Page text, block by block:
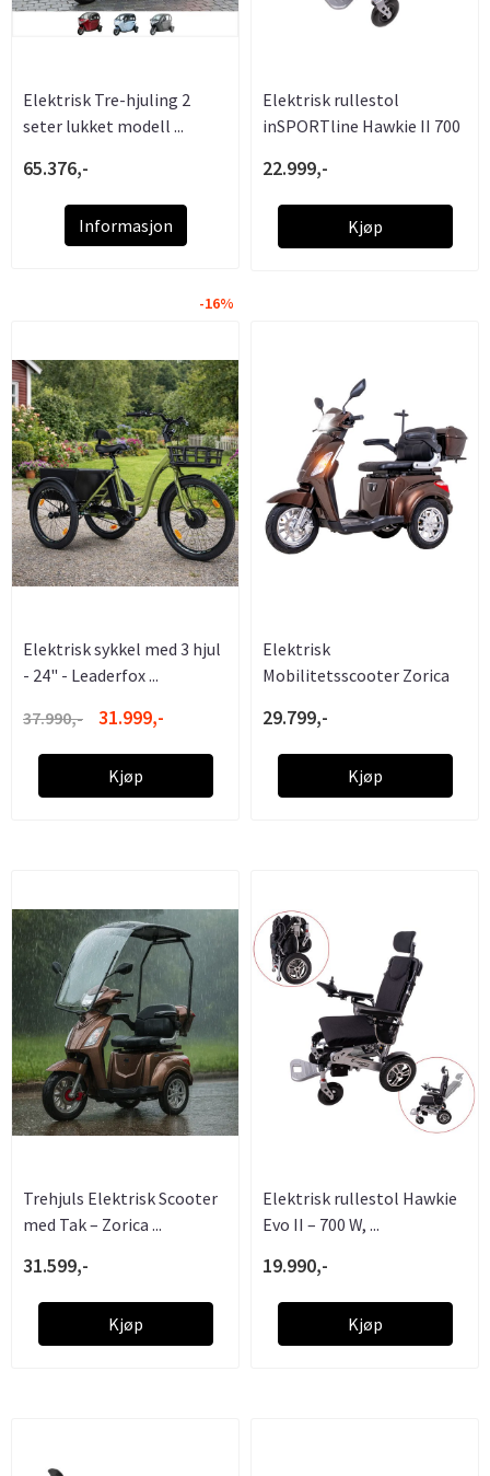
Elektrisk Tre-hjuling 2
seter lukket modell ...
65.376,-
Informasjon
Elektrisk rullestol
inSPORTline Hawkie II 700
22.999,-
Kjøp
-16%
Elektrisk sykkel med 3 hjul
- 24" - Leaderfox ...
37.990,-
31.999,-
Kjøp
Elektrisk
Mobilitetsscooter Zorica
29.799,-
Kjøp
Trehjuls Elektrisk Scooter
med Tak – Zorica ...
31.599,-
Kjøp
Elektrisk rullestol Hawkie
Evo II – 700 W, ...
19.990,-
Kjøp